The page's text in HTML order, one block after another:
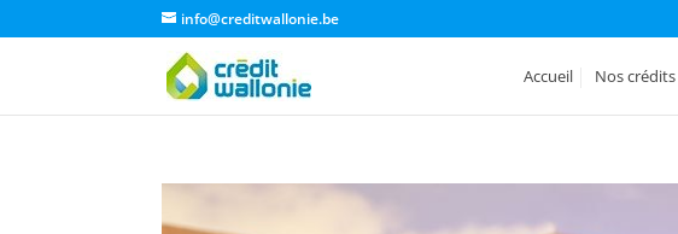
info@creditwallonie.be
Accueil Nos crédits